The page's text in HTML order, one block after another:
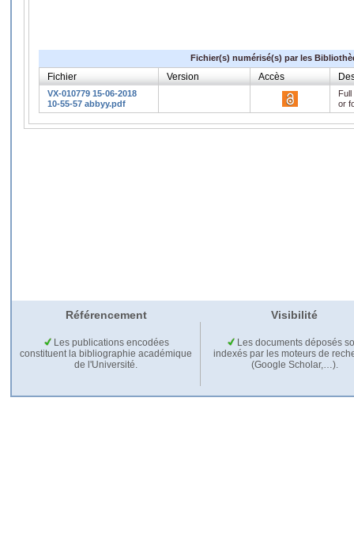
Fichier(s) numérisé(s) par les
Fichier Version Accès
VX-010779 15-06-2018
10-55-57 abbyy.pdf
or
Référencement Visibilité
Les publications encodées
constituent la bibliographie académique
de l'Université.
Les documents déposés
indexés par les moteurs de
(Google Scholar,…).